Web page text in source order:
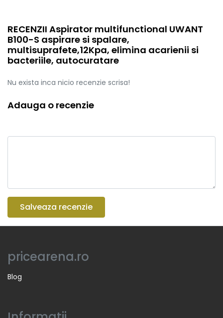
RECENZII Aspirator multifunctional UWANT
B100-S aspirare si spalare,
multisuprafete,12Kpa, elimina acarienii si
bacteriile, autocuratare
Nu exista inca nicio recenzie scrisa!
Adauga o recenzie
Salveaza recenzie
pricearena.ro
Blog